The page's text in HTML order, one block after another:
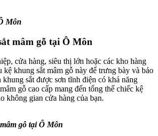
Môn
mâm gỗ tại Ô Môn
cửa hàng, siêu thị lớn hoặc các kho hàng
kệ khung sắt mâm gỗ này để trưng bày và bảo
khung sắt được sơn tĩnh điện có khả năng
gỗ cao cấp mang đến tổng thể chiếc kệ
không gian cửa hàng của bạn.
gỗ tại Ô Môn